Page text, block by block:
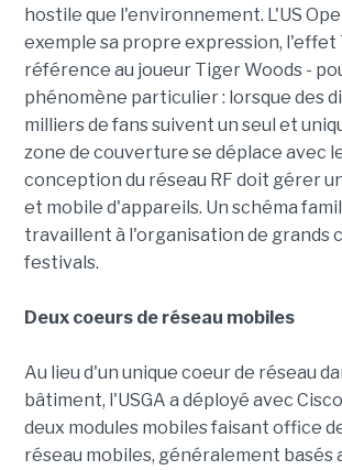
hostile que l'environnement. L'US
exemple sa propre expression, l'effet
référence au joueur Tiger Woods -
phénomène particulier : lorsque des
milliers de fans suivent un seul et
zone de couverture se déplace avec
conception du réseau RF doit gérer
et mobile d'appareils. Un schéma
travaillent à l'organisation de grands
festivals.
Deux coeurs de réseau mobiles
Au lieu d'un unique coeur de réseau
bâtiment, l'USGA a déployé avec
deux modules mobiles faisant office
réseau mobiles, généralement basés